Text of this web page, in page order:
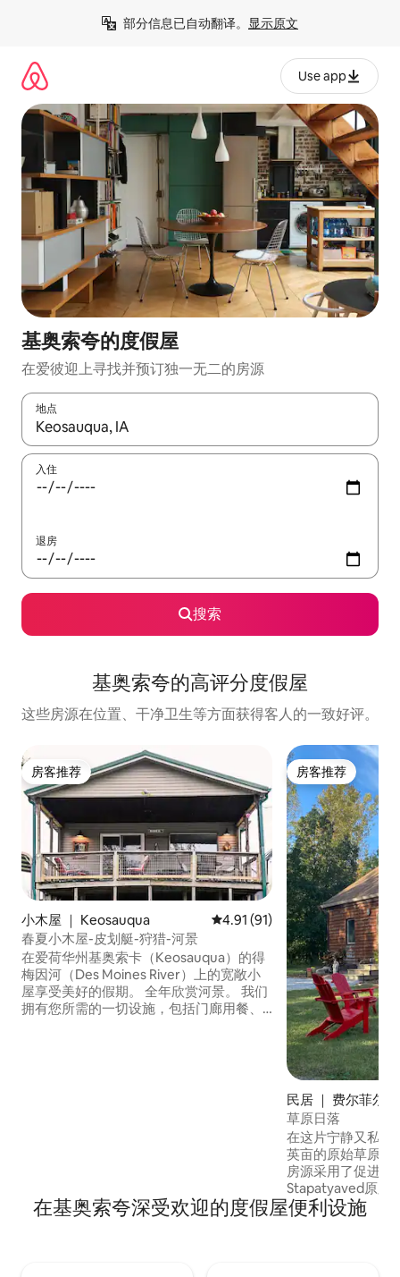
部分信息已自动翻译。 显示原文
Use app
基奥索夸的度假屋
在爱彼迎上寻找并预订独一无二的房源
地点
如有搜索结果，请使用上下方向键查看，或通过点击或滑动手势
入住
退房
搜索
基奥索夸的高评分度假屋
这些房源在位置、干净卫生等方面获得客人的一致好评。
房客推荐
房客推荐
小木屋 ｜ Keosauqua 平均评分 4.91 分（满分 5 分）
4.91 (91)
春夏小木屋-皮划艇-狩猎-河景
在爱荷华州基奥索卡（Keosauqua）的得
梅因河（Des Moines River）上的宽敞小
屋享受美好的假期。 全年欣赏河景。 我们
拥有您所需的一切设施，包括门廊用餐、
房客推荐
房客推荐
民居 ｜ 费尔菲尔德
草原日落
在这片宁静又私密
英亩的原始草原和
房源采用了促进与
Stapatyaved原则
和谐的感觉。 全
舒缓的色彩。 您
在基奥索夸深受欢迎的度假屋便利设施